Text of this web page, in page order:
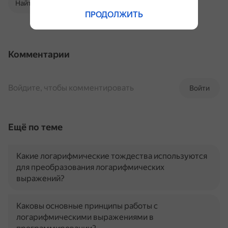
Найти в Поиске
Комментарии
Войти
Войдите, чтобы комментировать
Ещё по теме
Какие логарифмические тождества используются
для преобразования логарифмических
выражений?
Каковы основные принципы работы с
логарифмическими выражениями в
ПРОДОЛЖИТЬ